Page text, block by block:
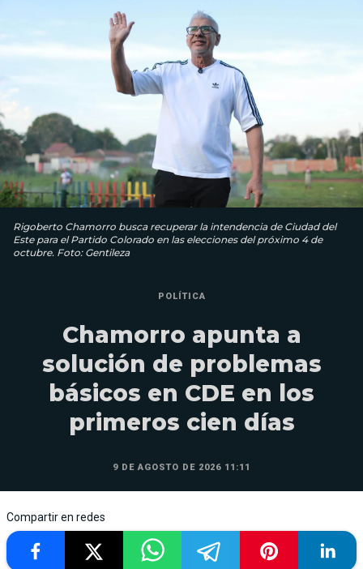
Rigoberto Chamorro busca recuperar la intendencia de Ciudad del
Este para el Partido Colorado en las elecciones del próximo 4 de
octubre. Foto: Gentileza
POLÍTICA
Chamorro apunta a
solución de problemas
básicos en CDE en los
primeros cien días
9 DE AGOSTO DE 2026 11:11
Compartir en redes